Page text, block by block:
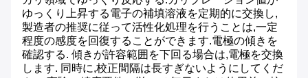
ゆっくり上昇する電子の補填溶液を定期的に交換し,
製造者の推奨に従って活性化処理を行うことは,一定
程度の感度を回復することができます.電極の傾きを
確認する. 傾きが許容範囲を下回る場合は,電極を交換
します. 同時に,校正間隔は長すぎないようにしてくだ